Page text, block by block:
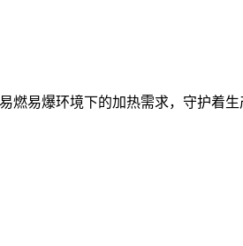
易爆环境下的加热需求，守护着